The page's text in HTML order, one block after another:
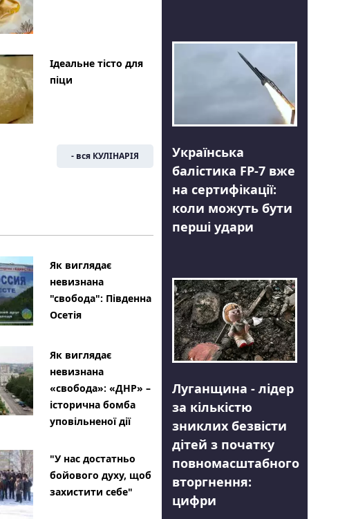
Ідеальне тісто для
піци
- вся КУЛІНАРІЯ
Як виглядає
невизнана
"свобода": Південна
Осетія
Як виглядає
невизнана
«свобода»: «ДНР» –
історична бомба
уповільненої дії
"У нас достатньо
бойового духу, щоб
захистити себе"
Українська
балістика FP-7 вже
на сертифікації:
коли можуть бути
перші удари
Луганщина - лідер
за кількістю
зниклих безвісти
дітей з початку
повномасштабного
вторгнення:
цифри